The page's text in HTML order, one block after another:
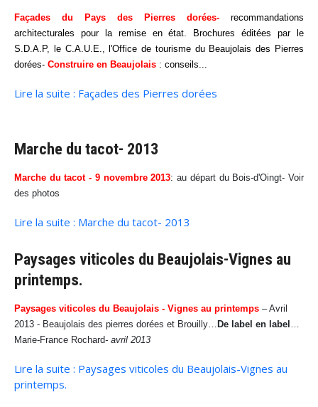
Façades du Pays des Pierres dorées- recommandations
architecturales pour la remise en état. Brochures éditées par le
S.D.A.P, le C.A.U.E., l'Office de tourisme du Beaujolais des Pierres
dorées- Construire en Beaujolais : conseils...
Lire la suite : Façades des Pierres dorées
Marche du tacot- 2013
Marche du tacot - 9 novembre 2013: au départ du Bois-d'Oingt- Voir
des photos
Lire la suite : Marche du tacot- 2013
Paysages viticoles du Beaujolais-Vignes au
printemps.
Paysages viticoles du Beaujolais - Vignes au printemps – Avril
2013 - Beaujolais des pierres dorées et Brouilly… De label en label …
Marie-France Rochard- avril 2013
Lire la suite : Paysages viticoles du Beaujolais-Vignes au
printemps.